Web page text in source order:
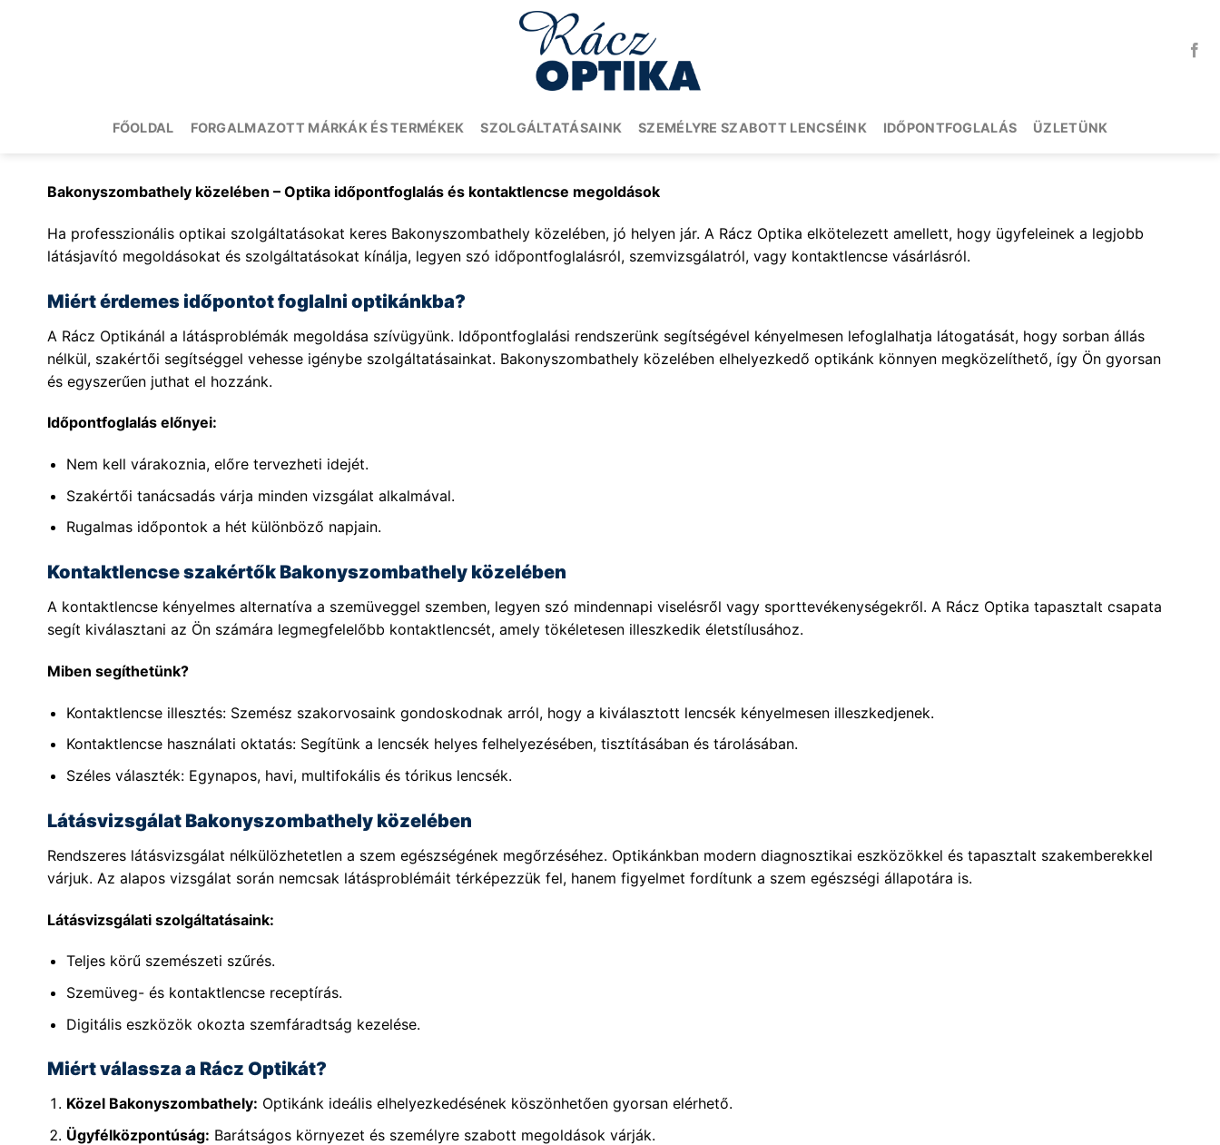
FŐOLDAL FORGALMAZOTT MÁRKÁK ÉS TERMÉKEK SZOLGÁLTATÁSAINK SZEMÉLYRE SZABOTT LENCSÉINK IDŐPONTFOGLALÁS ÜZLETÜNK
Bakonyszombathely közelében – Optika időpontfoglalás és kontaktlencse megoldások
Ha professzionális optikai szolgáltatásokat keres Bakonyszombathely közelében, jó helyen jár. A Rácz Optika elkötelezett amellett, hogy ügyfeleinek a legjobb
látásjavító megoldásokat és szolgáltatásokat kínálja, legyen szó időpontfoglalásról, szemvizsgálatról, vagy kontaktlencse vásárlásról.
Miért érdemes időpontot foglalni optikánkba?
A Rácz Optikánál a látásproblémák megoldása szívügyünk. Időpontfoglalási rendszerünk segítségével kényelmesen lefoglalhatja látogatását, hogy sorban állás
nélkül, szakértői segítséggel vehesse igénybe szolgáltatásainkat. Bakonyszombathely közelében elhelyezkedő optikánk könnyen megközelíthető, így Ön gyorsan
és egyszerűen juthat el hozzánk.
Időpontfoglalás előnyei:
Nem kell várakoznia, előre tervezheti idejét.
Szakértői tanácsadás várja minden vizsgálat alkalmával.
Rugalmas időpontok a hét különböző napjain.
Kontaktlencse szakértők Bakonyszombathely közelében
A kontaktlencse kényelmes alternatíva a szemüveggel szemben, legyen szó mindennapi viselésről vagy sporttevékenységekről. A Rácz Optika tapasztalt csapata
segít kiválasztani az Ön számára legmegfelelőbb kontaktlencsét, amely tökéletesen illeszkedik életstílusához.
Miben segíthetünk?
Kontaktlencse illesztés: Szemész szakorvosaink gondoskodnak arról, hogy a kiválasztott lencsék kényelmesen illeszkedjenek.
Kontaktlencse használati oktatás: Segítünk a lencsék helyes felhelyezésében, tisztításában és tárolásában.
Széles választék: Egynapos, havi, multifokális és tórikus lencsék.
Látásvizsgálat Bakonyszombathely közelében
Rendszeres látásvizsgálat nélkülözhetetlen a szem egészségének megőrzéséhez. Optikánkban modern diagnosztikai eszközökkel és tapasztalt szakemberekkel
várjuk. Az alapos vizsgálat során nemcsak látásproblémáit térképezzük fel, hanem figyelmet fordítunk a szem egészségi állapotára is.
Látásvizsgálati szolgáltatásaink:
Teljes körű szemészeti szűrés.
Szemüveg- és kontaktlencse receptírás.
Digitális eszközök okozta szemfáradtság kezelése.
Miért válassza a Rácz Optikát?
Közel Bakonyszombathely: Optikánk ideális elhelyezkedésének köszönhetően gyorsan elérhető.
Ügyfélközpontúság: Barátságos környezet és személyre szabott megoldások várják.